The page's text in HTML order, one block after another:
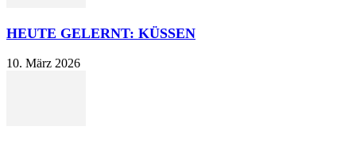
HEUTE GELERNT: KÜSSEN
10. März 2026